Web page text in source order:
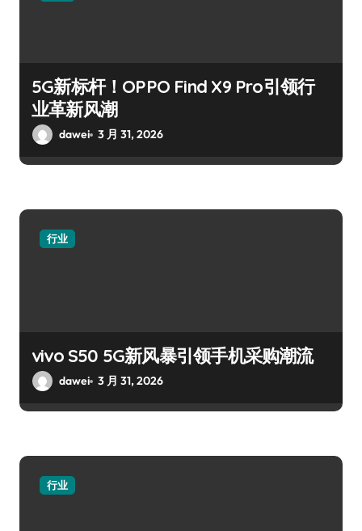
5G新标杆！OPPO Find X9 Pro引领行
业革新风潮
dawei 3 月 31, 2026
行业
vivo S50 5G新风暴引领手机采购潮流
dawei 3 月 31, 2026
行业